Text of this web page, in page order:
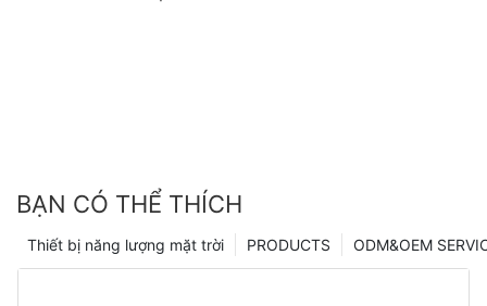
BẠN CÓ THỂ THÍCH
ODM&OEM
PRODUCTS
Thiết bị năng lượng mặt trời